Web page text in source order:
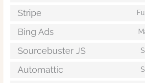
Stripe
Bing Ads
Sourcebuster JS
Automattic